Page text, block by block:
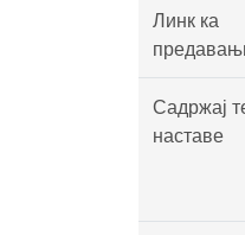
Линк ка
Садржај
наставе